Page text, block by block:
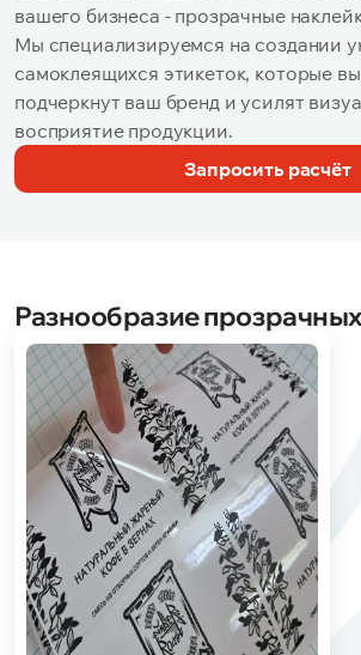
вашего бизнеса - прозрачные
Мы специализируемся на создании
самоклеящихся этикеток, которые
подчеркнут ваш бренд и усилят
восприятие продукции.
Запросить расчёт
Разнообразие